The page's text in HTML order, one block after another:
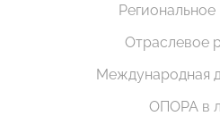
Региональное
Отраслевое
Международная
ОПОРА в